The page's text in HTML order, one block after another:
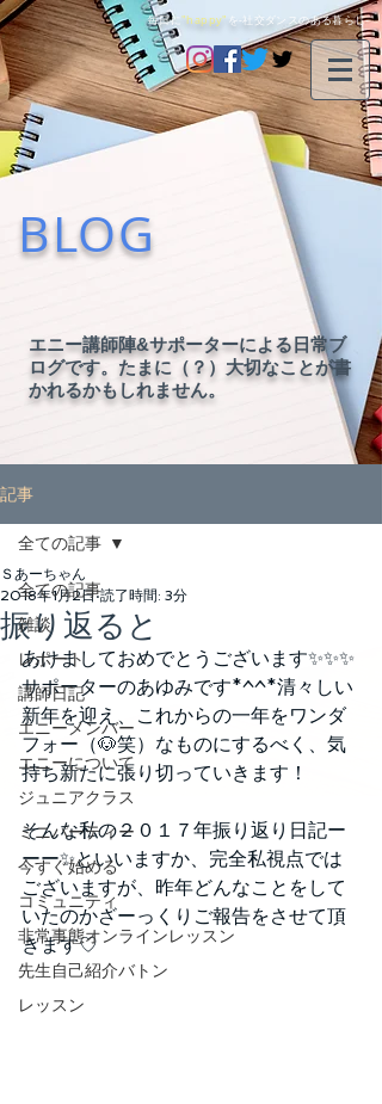
毎日に"happy" を-社交ダンスのある暮らし-
BLOG
エニー講師陣&サポーターによる日常ブ
ログです。たまに（？）大切なことが書
かれるかもしれません。
記事
全ての記事
雑談
レポート
講師日記
エニーメンバー
エニーについて
ジュニアクラス
ミニパーティー
今すぐ始める
コミュニティ
非常事態オンラインレッスン
先生自己紹介バトン
レッスン
全ての記事
振り返ると
Ｓあーちゃん
2018年1月2日 読了時間: 3分
あけましておめでとうございます✨✨✨
サポーターのあゆみです*^^*清々しい
新年を迎え、これからの一年をワンダ
フォー（🐶笑）なものにするべく、気
持ち新たに張り切っていきます！
そんな私の２０１７年振り返り日記ー
ーー✨といいますか、完全私視点では
ございますが、昨年どんなことをして
いたのかざーっくりご報告をさせて頂
きます♡